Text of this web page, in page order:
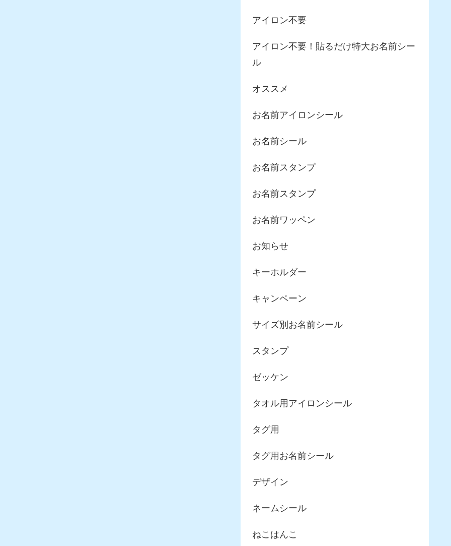
アイロン不要
アイロン不要！貼るだけ特大お名前シー
ル
オススメ
お名前アイロンシール
お名前シール
お名前スタンプ
お名前スタンプ
お名前ワッペン
お知らせ
キーホルダー
キャンペーン
サイズ別お名前シール
スタンプ
ゼッケン
タオル用アイロンシール
タグ用
タグ用お名前シール
デザイン
ネームシール
ねこはんこ